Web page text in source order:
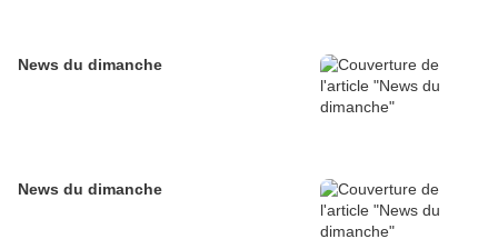
News du dimanche
News du dimanche